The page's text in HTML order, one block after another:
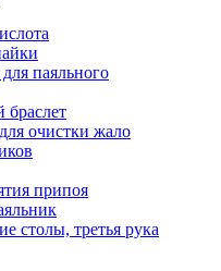
паяльного
браслет
очистки жало
припоя
столы, третья рука